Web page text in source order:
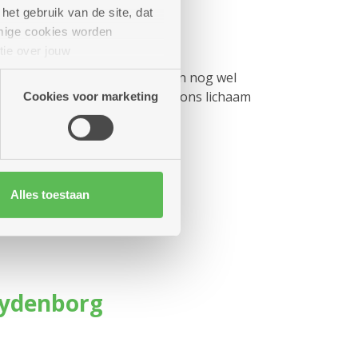
gebruik van de site, dat
cookies worden
over jouw
kunnen deze gegevens
Cookies voor marketing
Alles toestaan
je je af of een griepprik dan nog wel
vaccins werken anders in op ons lichaam
bedrijfsarts: